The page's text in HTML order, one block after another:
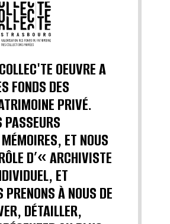
OEUVRE A
FONDS DES
PRIVÉ.
PASSEURS
ET NOUS
D’« ARCHIVISTE
ET
À NOUS DE
DÉTAILLER,